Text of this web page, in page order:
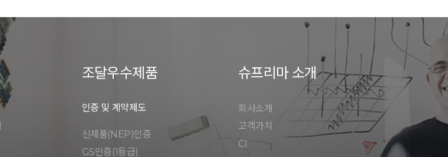
조달우수제품
인증 및 계약제도
신제품(NEP)인증
GS인증(1등급)
슈프리마 소개
회사소개
고객가치
CI